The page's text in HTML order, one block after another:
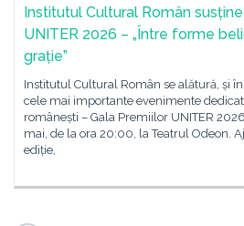
Institutul Cultural Român
UNITER 2026 – „Între forme
grație”
Institutul Cultural Român se alătură, și
cele mai importante evenimente
românești – Gala Premiilor UNITER
mai, de la ora 20:00, la Teatrul Odeon.
ediție,